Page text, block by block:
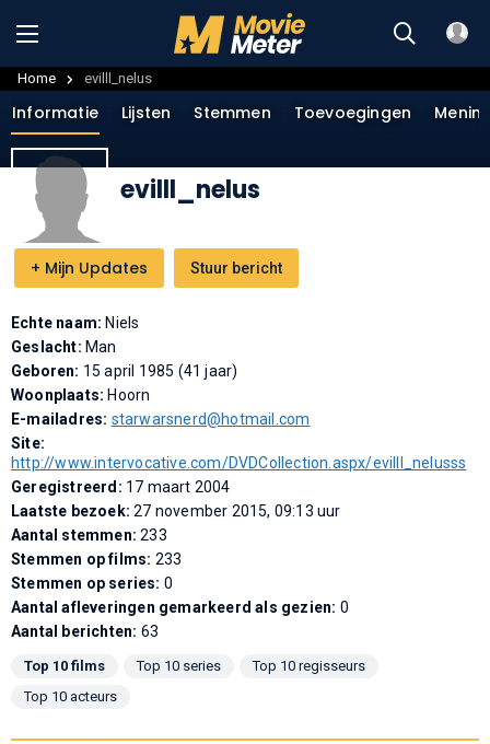
Home evilll_nelus
+ Mijn Updates Stuur bericht
Informatie Lijsten Stemmen Toevoegingen
evilll_nelus
Echte naam: Niels
Geslacht: Man
Geboren: 15 april 1985 (41 jaar)
Woonplaats: Hoorn
E-mailadres: starwarsnerd@hotmail.com
Site:
http://www.intervocative.com/DVDCollection.aspx/evilll_nelusss
Geregistreerd: 17 maart 2004
Laatste bezoek:27 november 2015, 09:13 uur
Aantal stemmen:233
Stemmen op films: 233
Stemmen op series: 0
Aantal afleveringen gemarkeerd als gezien: 0
Aantal berichten: 63
Top 10 films Top 10 series
Top 10 regisseurs
Top 10 acteurs